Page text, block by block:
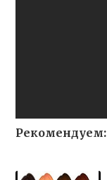
Рекомендуем: